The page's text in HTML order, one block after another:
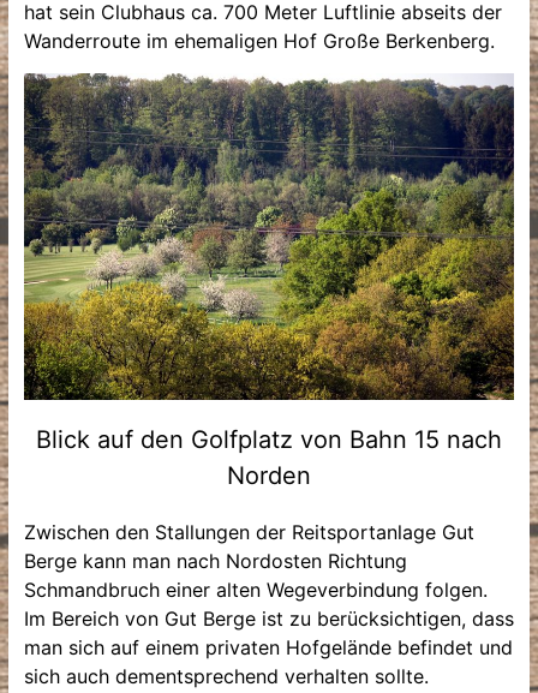
hat sein Clubhaus ca. 700 Meter Luftlinie abseits der
Wanderroute im ehemaligen Hof Große Berkenberg.
Blick auf den Golfplatz von Bahn 15 nach
Norden
Zwischen den Stallungen der Reitsportanlage Gut
Berge kann man nach Nordosten Richtung
Schmandbruch einer alten Wegeverbindung folgen.
Im Bereich von Gut Berge ist zu berücksichtigen, dass
man sich auf einem privaten Hofgelände befindet und
sich auch dementsprechend verhalten sollte.